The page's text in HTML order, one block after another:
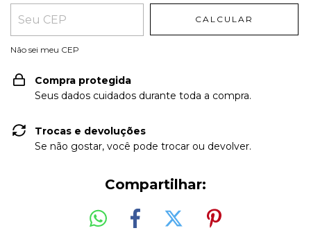
CALCULAR
Não sei meu CEP
Compra protegida
Seus dados cuidados durante toda a compra.
Trocas e devoluções
Se não gostar, você pode trocar ou devolver.
Compartilhar: